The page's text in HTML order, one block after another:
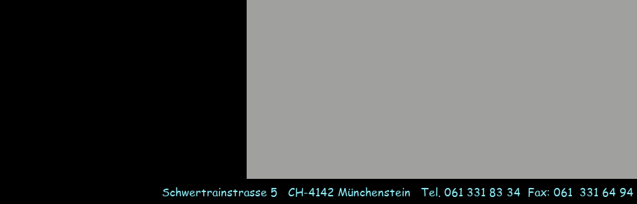
Schwertrainstrasse 5 CH-4142 Münchenstein Tel. 061 331 83 34 Fax: 061 331 64 94